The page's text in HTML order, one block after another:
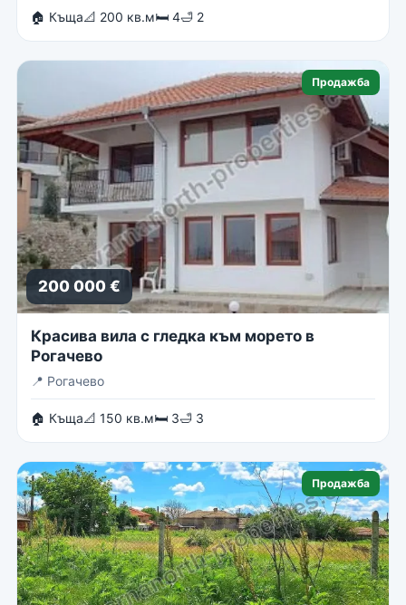
🏠 Къща📐 200 кв.м🛏 4🛁 2
Продажба
200 000 €
Красива вила с гледка към морето в
Рогачево
📍 Рогачево
🏠 Къща📐 150 кв.м🛏 3🛁 3
Продажба